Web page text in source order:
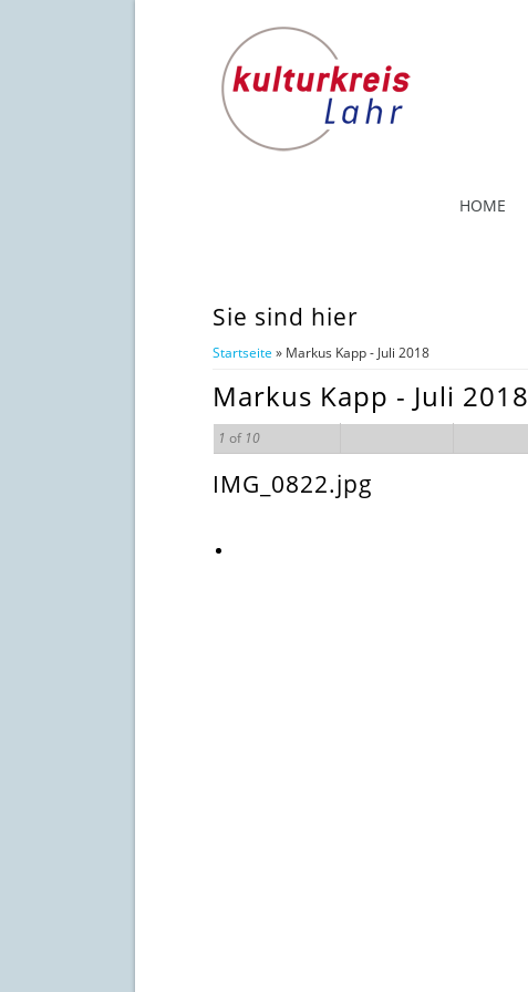
HOME
Sie sind hier
Startseite » Markus Kapp - Juli 2018
Markus Kapp - Juli 2018
1 of 10
IMG_0822.jpg